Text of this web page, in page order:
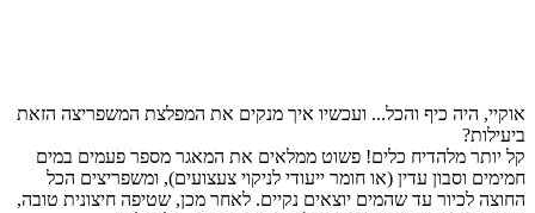
אוקיי, היה כיף והכל... ועכשיו איך מנקים את המפלצת המשפריצה הזאת
ביעילות?
קל יותר מלהדיח כלים! פשוט ממלאים את המאגר מספר פעמים במים
חמימים וסבון עדין (או חומר ייעודי לניקוי צעצועים), ומשפריצים הכל
החוצה לכיור עד שהמים יוצאים נקיים. לאחר מכן, שטיפה חיצונית טובה,